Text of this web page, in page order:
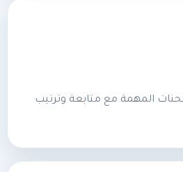
المهمة مع متابعة وترتيب